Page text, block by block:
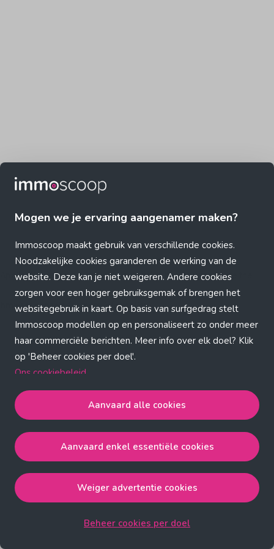
Mogen we je ervaring aangenamer maken?
Immoscoop maakt gebruik van verschillende cookies.
Noodzakelijke cookies garanderen de werking van de
website. Deze kan je niet weigeren. Andere cookies
zorgen voor een hoger gebruiksgemak of brengen het
websitegebruik in kaart. Op basis van surfgedrag stelt
Immoscoop modellen op en personaliseert zo onder meer
haar commerciële berichten. Meer info over elk doel? Klik
op 'Beheer cookies per doel'.
Ons cookiebeleid
Aanvaard alle cookiesgaat akkoord met de strict
noodzakelijke, analytische, functionele en advertentie
cookies.
de strict noodzakelijke cookies.
Weiger advertentie cookiesgaat akkoord met de strict
Aanvaard alle cookies
Aanvaard enkel essentiële cookies
Weiger advertentie cookies
Beheer cookies per doel
Application error: a client-side exception has occurred (see the
browser console for more information)